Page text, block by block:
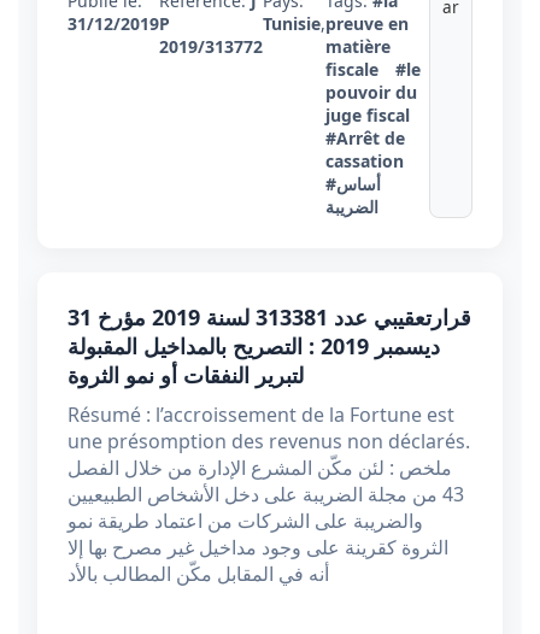
31/12/2019P
2019/313772
Tunisie,preuve en
matière
fiscale
#le
pouvoir du
juge fiscal
#Arrêt de
cassation
#أساس
الضريبة
ar
قرارتعقيبي عدد 313381 لسنة 2019 مؤرخ 31
ديسمبر 2019 : التصريح بالمداخيل المقبولة
لتبرير النفقات أو نمو الثروة
Résumé : l’accroissement de la Fortune est
une présomption des revenus non déclarés.
ملخص : لئن مكّن المشرع الإدارة من خلال الفصل
43 من مجلة الضريبة على دخل الأشخاص الطبيعيين
والضريبة على الشركات من اعتماد طريقة نمو
الثروة كقرينة على وجود مداخيل غير مصرح بها إلا
أنه في المقابل مكّن المطالب بالأد